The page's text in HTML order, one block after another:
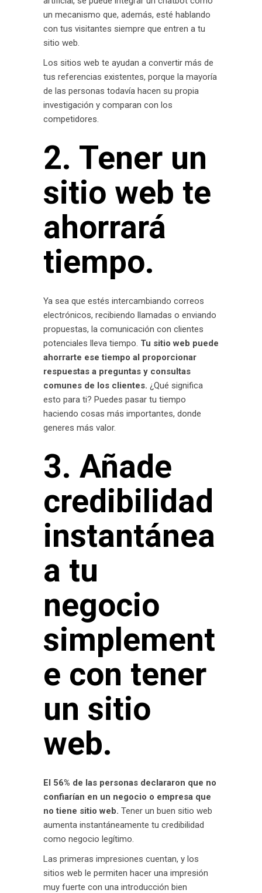
un mecanismo que, además, esté hablando
con tus visitantes siempre que entren a tu
sitio web.
Los sitios web te ayudan a convertir más de
tus referencias existentes, porque la mayoría
de las personas todavía hacen su propia
investigación y comparan con los
competidores.
2. Tener un
sitio web te
ahorrará
tiempo.
Ya sea que estés intercambiando correos
electrónicos, recibiendo llamadas o enviando
propuestas, la comunicación con clientes
potenciales lleva tiempo. Tu sitio web puede
ahorrarte ese tiempo al proporcionar
respuestas a preguntas y consultas
comunes de los clientes. ¿Qué significa
esto para ti? Puedes pasar tu tiempo
haciendo cosas más importantes, donde
generes más valor.
3. Añade
credibilidad
instantánea
a tu
negocio
simplement
e con tener
un sitio
web.
El 56% de las personas declararon que no
confiarían en un negocio o empresa que
no tiene sitio web. Tener un buen sitio web
aumenta instantáneamente tu credibilidad
como negocio legítimo.
Las primeras impresiones cuentan, y los
sitios web le permiten hacer una impresión
muy fuerte con una introducción bien